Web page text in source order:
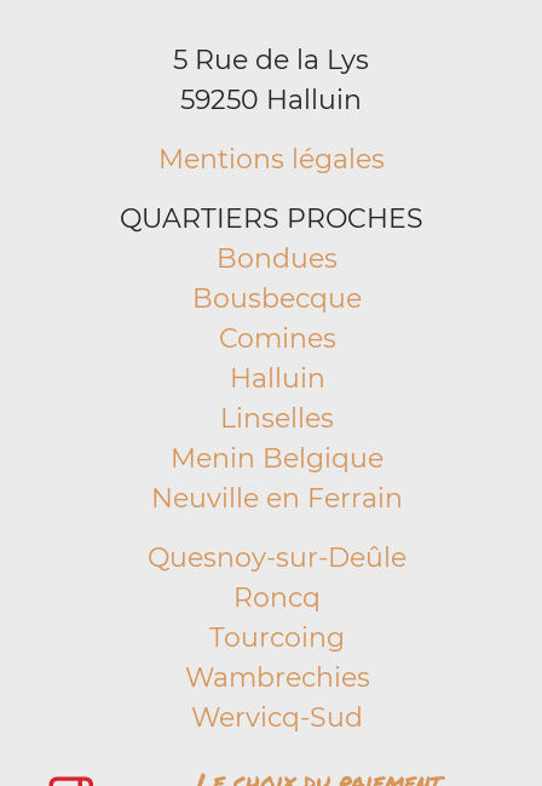
5 Rue de la Lys
59250 Halluin
Mentions légales
QUARTIERS PROCHES
Bondues
Bousbecque
Comines
Halluin
Linselles
Menin Belgique
Neuville en Ferrain
Quesnoy-sur-Deûle
Roncq
Tourcoing
Wambrechies
Wervicq-Sud